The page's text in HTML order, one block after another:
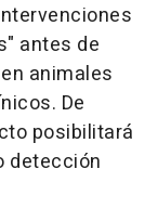
antes de
animales
De
posibilitará
detección